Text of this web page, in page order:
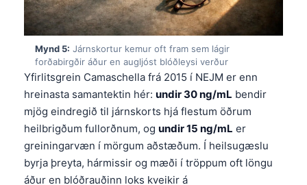
Mynd 5: Járnskortur kemur oft fram sem lágir
forðabirgðir áður en augljóst blóðleysi verður
Yfirlitsgrein Camaschella frá 2015 í NEJM er enn
hreinasta samantektin hér: undir 30 ng/mL bendir
mjög eindregið til járnskorts hjá flestum öðrum
heilbrigðum fullorðnum, og undir 15 ng/mL er
greiningarvæn í mörgum aðstæðum. Í heilsugæslu
byrja þreyta, hármissir og mæði í tröppum oft löngu
áður en blóðrauðinn loks kveikir á